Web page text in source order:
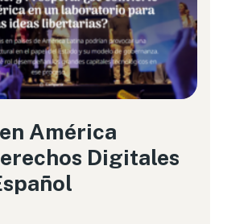
América
Digitales